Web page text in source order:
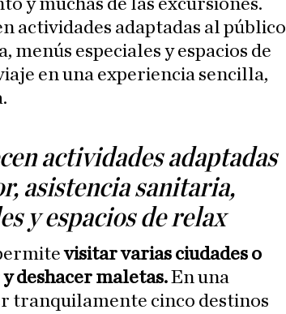
y muchas de las excursiones.
actividades adaptadas al público
menús especiales y espacios de
en una experiencia sencilla,
actividades adaptadas
asistencia sanitaria,
y espacios de relax
visitar varias ciudades o
deshacer maletas.En una
tranquilamente cinco destinos